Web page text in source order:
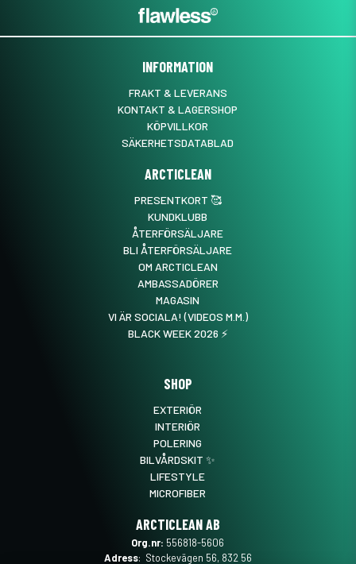
INFORMATION
FRAKT & LEVERANS
KONTAKT & LAGERSHOP
KÖPVILLKOR
SÄKERHETSDATABLAD
ARCTICLEAN
PRESENTKORT 🥰
KUNDKLUBB
ÅTERFÖRSÄLJARE
BLI ÅTERFÖRSÄLJARE
OM ARCTICLEAN
AMBASSADÖRER
MAGASIN
VI ÄR SOCIALA! (VIDEOS M.M.)
BLACK WEEK 2026 ⚡️
SHOP
EXTERIÖR
INTERIÖR
POLERING
BILVÅRDSKIT ✨
LIFESTYLE
MICROFIBER
ARCTICLEAN AB
Org.nr: 556818-5606
Adress: Stockevägen 56, 832 56